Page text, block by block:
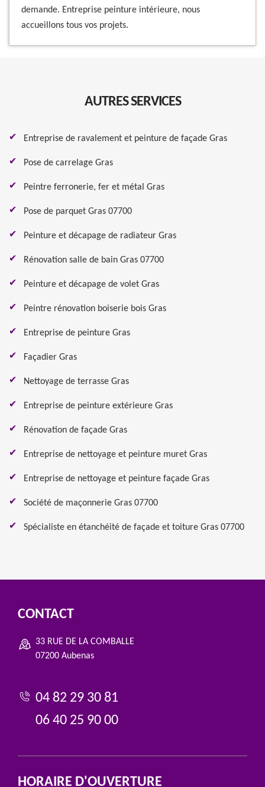
demande. Entreprise peinture intérieure, nous
accueillons tous vos projets.
AUTRES SERVICES
Entreprise de ravalement et peinture de façade Gras
Pose de carrelage Gras
Peintre ferronerie, fer et métal Gras
Pose de parquet Gras 07700
Peinture et décapage de radiateur Gras
Rénovation salle de bain Gras 07700
Peinture et décapage de volet Gras
Peintre rénovation boiserie bois Gras
Entreprise de peinture Gras
Façadier Gras
Nettoyage de terrasse Gras
Entreprise de peinture extérieure Gras
Rénovation de façade Gras
Entreprise de nettoyage et peinture muret Gras
Entreprise de nettoyage et peinture façade Gras
Société de maçonnerie Gras 07700
Spécialiste en étanchéité de façade et toiture Gras 07700
CONTACT
33 RUE DE LA COMBALLE
07200 Aubenas
04 82 29 30 81
06 40 25 90 00
HORAIRE D'OUVERTURE